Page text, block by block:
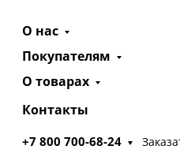
О нас
Покупателям
О товарах
Контакты
+7 800 700-68-24